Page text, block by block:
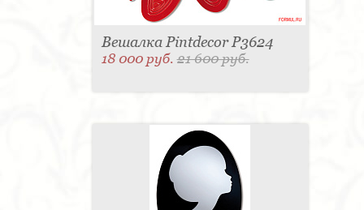
Вешалка Pintdecor P3624
18 000 руб.21 600 руб.